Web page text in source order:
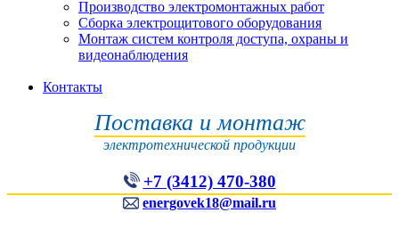
Производство электромонтажных работ
Сборка электрощитового оборудования
Монтаж систем контроля доступа, охраны и
видеонаблюдения
Контакты
Поставка и монтаж
электротехнической продукции
+7 (3412) 470-380
energovek18@mail.ru